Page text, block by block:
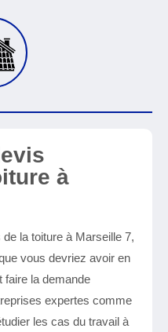
à
la toiture à Marseille 7,
vous devriez avoir en
faire la demande
expertes comme
les cas du travail à